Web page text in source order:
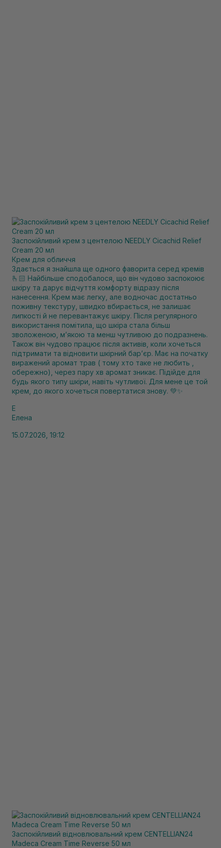
Заспокійливий крем з центелою NEEDLY Cicachid Relief
Cream 20 мл
Крем для обличчя
Здається я знайшла ще одного фаворита серед кремів
🫰🏻 Найбільше сподобалося, що він чудово заспокоює
шкіру та дарує відчуття комфорту відразу після
нанесення. Крем має легку, але водночас достатньо
поживну текстуру, швидко вбирається, не залишає
липкості й не перевантажує шкіру. Після регулярного
використання помітила, що шкіра стала більш
зволоженою, м’якою та менш чутливою до подразнень.
Також він чудово працює після активів, коли хочеться
підтримати та відновити шкірний бар’єр. Має на початку
виражений аромат трав ( тому хто таке не любить ,
обережно), через пару хв аромат зникає. Підійде для
будь якого типу шкіри, навіть чутливої. Для мене це той
крем, до якого хочеться повертатися знову. 💚✨
Е
Елена
15.07.2026, 19:12
Заспокійливий відновлювальний крем CENTELLIAN24
Madeca Cream Time Reverse 50 мл